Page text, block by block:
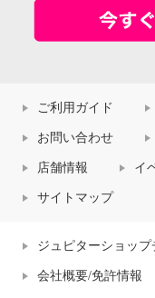
ご利用ガイド
お問い合わせ
店舗情報 イ
サイトマップ
ジュピターショッ
会社概要/免許情報